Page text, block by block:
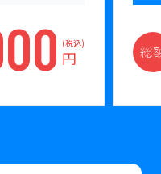
総
(税込)
円